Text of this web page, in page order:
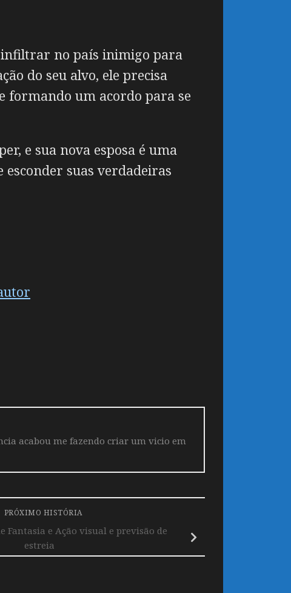
infiltrar no país inimigo para
do seu alvo, ele precisa
formando um acordo para se
e sua nova esposa é uma
esconder suas verdadeiras
acabou me fazendo criar um vicio em
PRÓXIMO HISTÓRIA
Fantasia e Ação visual e previsão de
estreia